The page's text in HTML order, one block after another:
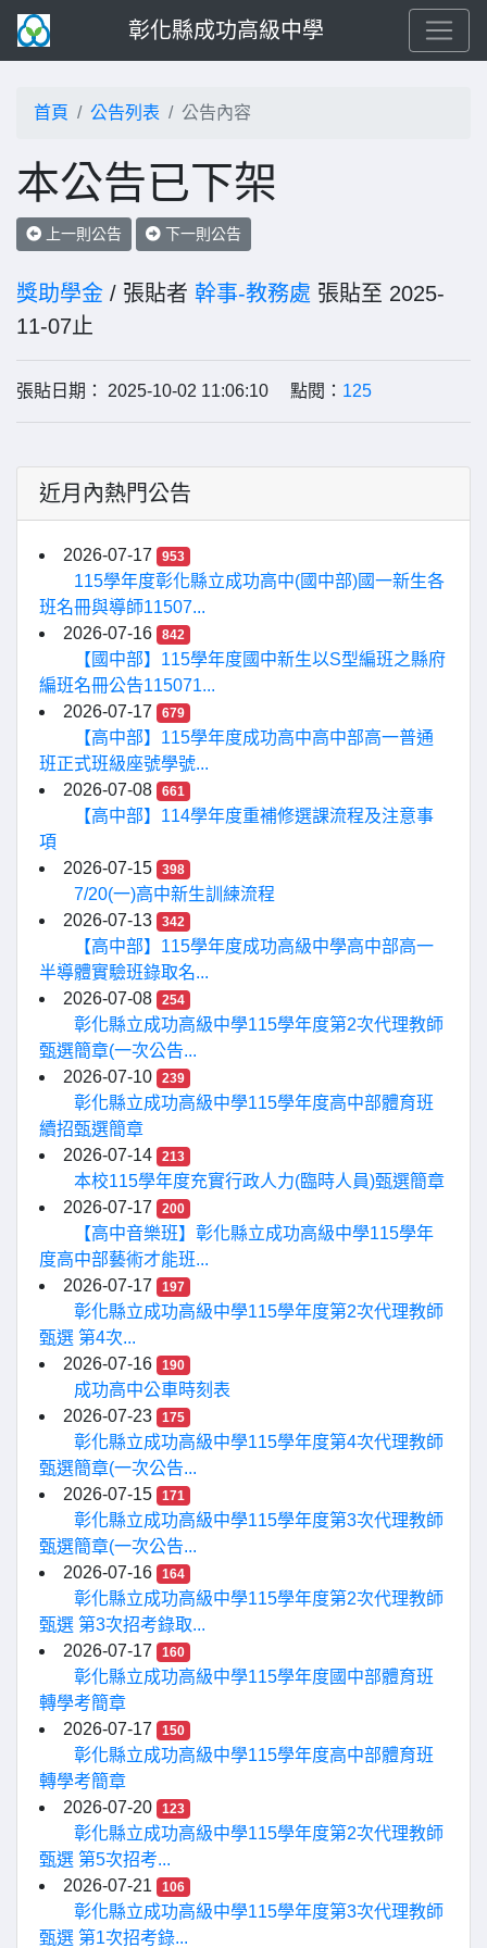
彰化縣成功高級中學
首頁 公告列表 公告內容
本公告已下架
上一則公告 下一則公告
獎助學金 / 張貼者 幹事-教務處 張貼至 2025-
11-07止
張貼日期： 2025-10-02 11:06:10 點閱： 125
近月內熱門公告
2026-07-17 953
115學年度彰化縣立成功高中(國中部)國一新生各
班名冊與導師11507...
2026-07-16
842
【國中部】115學年度國中新生以S型編班之縣府
編班名冊公告115071...
2026-07-17
679
【高中部】115學年度成功高中高中部高一普通
班正式班級座號學號...
2026-07-08
661
【高中部】114學年度重補修選課流程及注意事
項
2026-07-15
398
7/20(一)高中新生訓練流程
2026-07-13
342
【高中部】115學年度成功高級中學高中部高一
半導體實驗班錄取名...
2026-07-08
254
彰化縣立成功高級中學115學年度第2次代理教師
甄選簡章(一次公告...
2026-07-10
239
彰化縣立成功高級中學115學年度高中部體育班
續招甄選簡章
2026-07-14
213
本校115學年度充實行政人力(臨時人員)甄選簡章
2026-07-17
200
【高中音樂班】彰化縣立成功高級中學115學年
度高中部藝術才能班...
2026-07-17
197
彰化縣立成功高級中學115學年度第2次代理教師
甄選 第4次...
2026-07-16
190
成功高中公車時刻表
2026-07-23
175
彰化縣立成功高級中學115學年度第4次代理教師
甄選簡章(一次公告...
2026-07-15
171
彰化縣立成功高級中學115學年度第3次代理教師
甄選簡章(一次公告...
2026-07-16
164
彰化縣立成功高級中學115學年度第2次代理教師
甄選 第3次招考錄取...
2026-07-17
160
彰化縣立成功高級中學115學年度國中部體育班
轉學考簡章
2026-07-17
150
彰化縣立成功高級中學115學年度高中部體育班
轉學考簡章
2026-07-20
123
彰化縣立成功高級中學115學年度第2次代理教師
甄選 第5次招考...
2026-07-21
106
彰化縣立成功高級中學115學年度第3次代理教師
甄選 第1次招考錄...